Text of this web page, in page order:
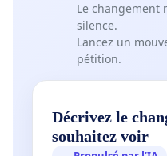
Le changement
silence.
Lancez un
pétition.
Décrivez le
souhaitez voir